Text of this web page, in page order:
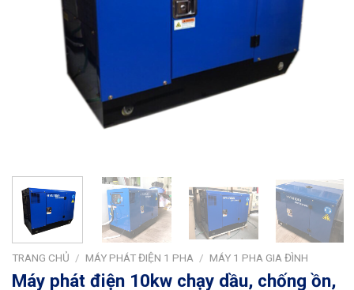
TRANG CHỦ / MÁY PHÁT ĐIỆN 1 PHA / MÁY 1 PHA GIA ĐÌNH
Máy phát điện 10kw chạy dầu, chống ồn,